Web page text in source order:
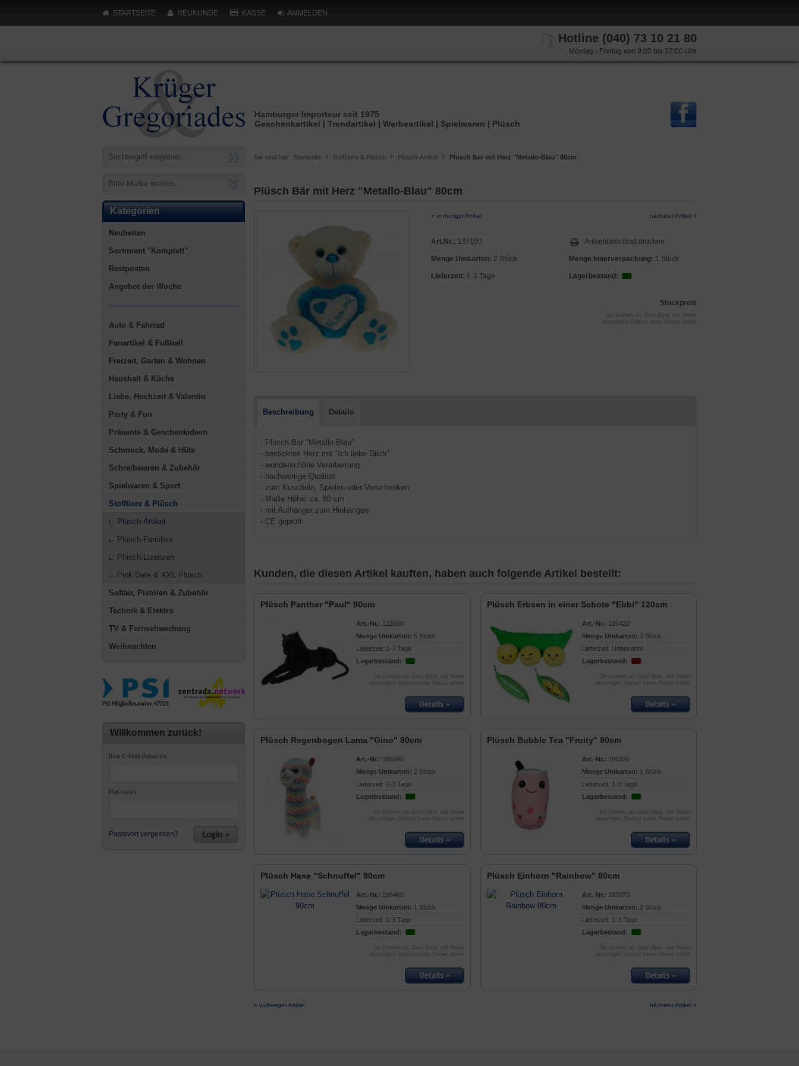
STARTSEITE NEUKUNDE KASSE ANMELDEN
Hotline (040) 73 10 21 80
Montag - Freitag von 9:00 bis 17:00 Uhr
Hamburger Importeur seit 1975
Geschenkartikel | Trendartikel | Werbeartikel | Spielwaren | Plüsch
Bitte Marke wählen...
Kategorien
Neuheiten
Sortiment "Komplett"
Restposten
Angebot der Woche
Auto & Fahrrad
Fanartikel & Fußball
Freizeit, Garten & Wohnen
Haushalt & Küche
Liebe, Hochzeit & Valentin
Party & Fun
Präsente & Geschenkideen
Schmuck, Mode & Hüte
Schreibwaren & Zubehör
Spielwaren & Sport
Stofftiere & Plüsch
Plüsch-Artikel
Plüsch-Familien
Plüsch-Lizenzen
Pink Date & XXL Plüsch
Softair, Pistolen & Zubehör
Technik & Elektro
TV & Fernsehwerbung
Weihnachten
Willkommen zurück!
Ihre E-Mail-Adresse:
Passwort:
Passwort vergessen?
Sie sind hier: Startseite Stofftiere & Plüsch Plüsch-Artikel Plüsch Bär mit Herz "Metallo-Blau" 80cm
Plüsch Bär mit Herz "Metallo-Blau" 80cm
« vorheriger Artikel nächster Artikel »
Art.Nr.: 137190
Menge Umkarton: 2 Stück
Lieferzeit: 1-3 Tage
Artikeldatenblatt drucken
Menge Innerverpackung: 1 Stück
Lagerbestand:
Stückpreis
Sie können als Gast (bzw. mit Ihrem
derzeitigen Status) keine Preise sehen
Beschreibung Details
- Plüsch Bär "Metallo-Blau"
- besticktes Herz mit "Ich liebe Diich"
- wunderschöne Verarbeitung
- hochwertige Qualität
- zum Kuscheln, Spielen oder Verschenken
- Maße Höhe: ca. 80 cm
- mit Aufhänger zum Hinhängen
- CE geprüft
Kunden, die diesen Artikel kauften, haben auch folgende Artikel bestellt:
Plüsch Panther "Paul" 90cm
Art.-Nr.: 122660
Menge Umkarton: 5 Stück
Lieferzeit: 1-3 Tage
Lagerbestand:
Sie können als Gast (bzw. mit Ihrem
derzeitigen Status) keine Preise sehen
Plüsch Erbsen in einer Schote "Ebbi" 120cm
Art.-Nr.: 106420
Menge Umkarton: 3 Stück
Lieferzeit: Unbekannt
Lagerbestand:
Sie können als Gast (bzw. mit Ihrem
derzeitigen Status) keine Preise sehen
Plüsch Regenbogen Lama "Gino" 90cm
Art.-Nr.: 186590
Menge Umkarton: 2 Stück
Lieferzeit: 1-3 Tage
Lagerbestand:
Sie können als Gast (bzw. mit Ihrem
derzeitigen Status) keine Preise sehen
Plüsch Bubble Tea "Fruity" 90cm
Art.-Nr.: 106330
Menge Umkarton: 1 Stück
Lieferzeit: 1-3 Tage
Lagerbestand:
Sie können als Gast (bzw. mit Ihrem
derzeitigen Status) keine Preise sehen
Plüsch Hase "Schnuffel" 90cm
Art.-Nr.: 156460
Menge Umkarton: 1 Stück
Lieferzeit: 1-3 Tage
Lagerbestand:
Sie können als Gast (bzw. mit Ihrem
derzeitigen Status) keine Preise sehen
Plüsch Einhorn "Rainbow" 80cm
Art.-Nr.: 183070
Menge Umkarton: 2 Stück
Lieferzeit: 1-3 Tage
Lagerbestand:
Sie können als Gast (bzw. mit Ihrem
derzeitigen Status) keine Preise sehen
« vorheriger Artikel nächster Artikel »